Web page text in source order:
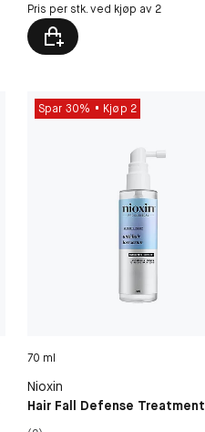
Pris per stk. ved kjøp av 2
Spar 30% Kjøp 2
70 ml
Nioxin
Hair Fall Defense Treatment